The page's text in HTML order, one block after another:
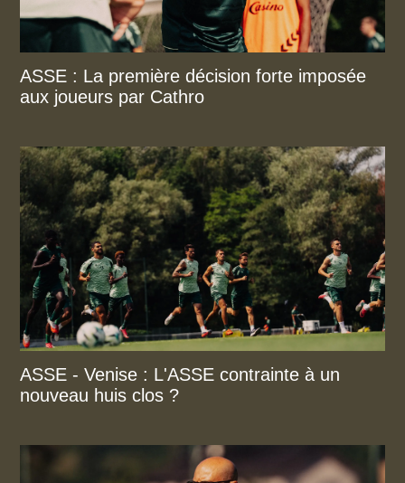
ASSE : La première décision forte imposée
aux joueurs par Cathro
ASSE - Venise : L'ASSE contrainte à un
nouveau huis clos ?